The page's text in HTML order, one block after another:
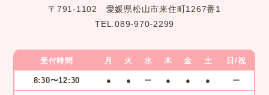
〒791-1102 愛媛県松山市来住町1267番1
TEL.089-970-2299
受付時間 月 火 水 木 金 土 日/祝
8:30〜12:30 ● ● ー ● ● ● ー